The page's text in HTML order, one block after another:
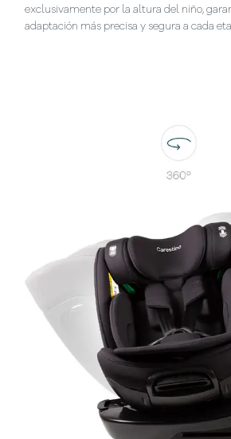
exclusivamente por la altura del niño,
adaptación más precisa y segura a cada